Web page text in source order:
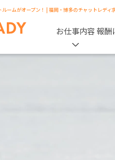
ームがオープン！ | 福岡・博多のチャットレディ
お仕事内容 報酬